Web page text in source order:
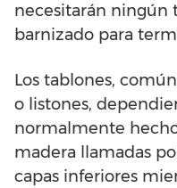
necesitarán ningún
barnizado para
Los tablones,
o listones,
normalmente
madera llamadas
capas inferiores